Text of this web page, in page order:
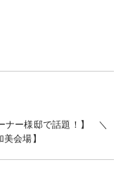
ナー様邸で話題！】 ＼
会場】